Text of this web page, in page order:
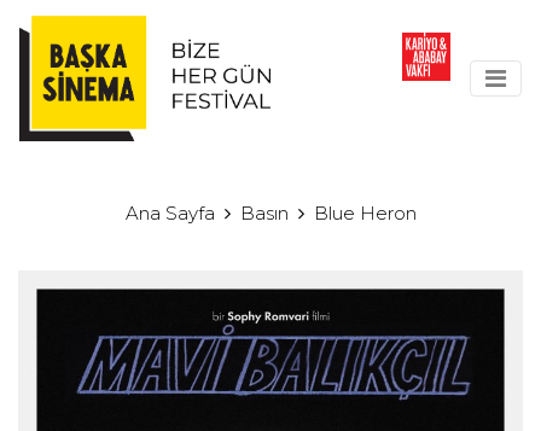
Ana Sayfa Basın Blue Heron